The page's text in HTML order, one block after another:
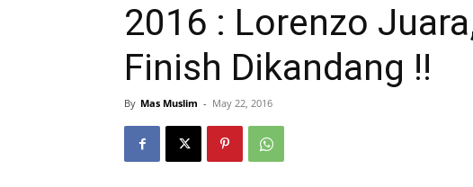
2016 : Lorenzo
Finish Dikandang !!
By Mas Muslim - May 22, 2016